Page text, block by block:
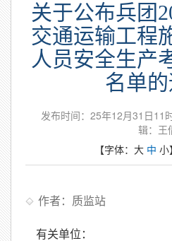
关于公布兵团
交通运输工程
人员安全生产
名单
发布时间：25年12月31日11
辑：王
【字体： 大 中 小
作者：质监站
有关单位：